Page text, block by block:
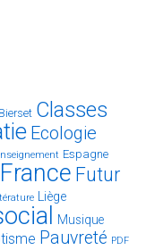
Bierset Classes
Ecologie
Espagne
France Futur
Liège
Musique
Pauvreté PDF